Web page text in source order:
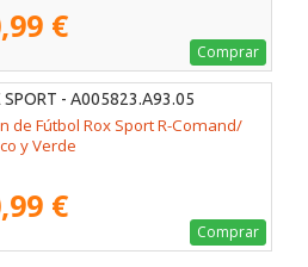
€
Comprar
SPORT - A005823.A93.05
de Fútbol Rox Sport R-Comand/
y Verde
€
Comprar